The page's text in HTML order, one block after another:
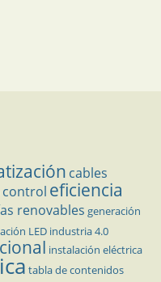
cables
control eficiencia
renovables generación
LED industria 4.0
instalación eléctrica
tabla de contenidos